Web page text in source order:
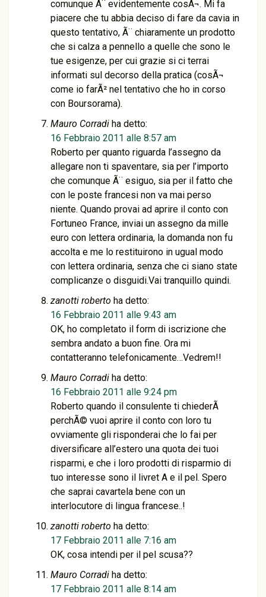
comunque Ã¨ evidentemente cosÃ¬. Mi fa
piacere che tu abbia deciso di fare da cavia in
questo tentativo, Ã¨ chiaramente un prodotto
che si calza a pennello a quelle che sono le
tue esigenze, per cui grazie si ci terrai
informati sul decorso della pratica (cosÃ¬
come io farÃ² nel tentativo che ho in corso
con Boursorama).
Mauro Corradi ha detto:
16 Febbraio 2011 alle 8:57 am
Roberto per quanto riguarda l’assegno da
allegare non ti spaventare, sia per l’importo
che comunque Ã¨ esiguo, sia per il fatto che
con le poste francesi non va mai perso
niente. Quando provai ad aprire il conto con
Fortuneo France, inviai un assegno da mille
euro con lettera ordinaria, la domanda non fu
accolta e me lo restituirono in ugual modo
con lettera ordinaria, senza che ci siano state
complicanze o disguidi.Vai tranquillo quindi.
zanotti roberto ha detto:
16 Febbraio 2011 alle 9:43 am
OK, ho completato il form di iscrizione che
sembra andato a buon fine. Ora mi
contatteranno telefonicamente…Vedrem!!
Mauro Corradi ha detto:
16 Febbraio 2011 alle 9:24 pm
Roberto quando il consulente ti chiederÃ
perchÃ© vuoi aprire il conto con loro tu
ovviamente gli risponderai che lo fai per
diversificare all’estero una quota dei tuoi
risparmi, e che i loro prodotti di risparmio di
tuo interesse sono il livret A e il pel. Spero
che saprai cavartela bene con un
interlocutore di lingua francese..!
zanotti roberto ha detto:
17 Febbraio 2011 alle 7:16 am
OK, cosa intendi per il pel scusa??
Mauro Corradi ha detto:
17 Febbraio 2011 alle 8:14 am